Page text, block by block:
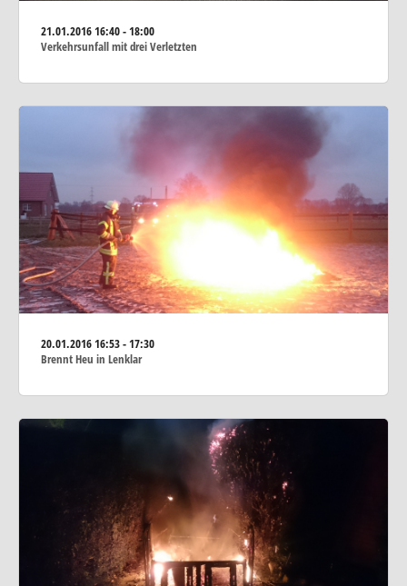
21.01.201616:40 - 18:00
Verkehrsunfall mit drei Verletzten
20.01.201616:53 - 17:30
Brennt Heu in Lenklar